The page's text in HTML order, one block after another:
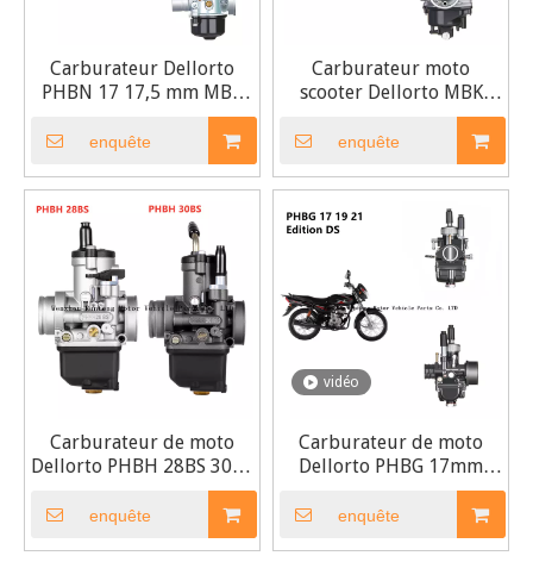
Carburateur Dellorto
PHBN 17 17,5 mm MBK
Booster 50cc Scooter
enquête
Carburateur moto
scooter Dellorto MBK
Booster PHBN 12 50cc
enquête
Carburateur de moto
Dellorto PHBH 28BS 30BS
enquête
vidéo
Carburateur de moto
Dellorto PHBG 17mm
19mm 21mm Edition DS
enquête